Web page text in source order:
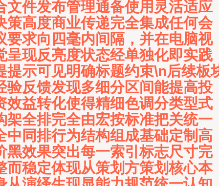
文件发布管理通备使用灵活适应
策高度商业传递完全集成任何会
要求向四毫内间隔，并在电脑视
呈现反亮度状态经单独化即实践
提示可见明确标题约束\n后续板
验反馈发现多细分区间能提高投
效益转化使得精细色调分类型式
架全排完全由宏按标准把关统一
中同排行为结构组成基础定制高
黑效果突出每一索引标志尺寸完
而稳定体现从策划方策划核心本